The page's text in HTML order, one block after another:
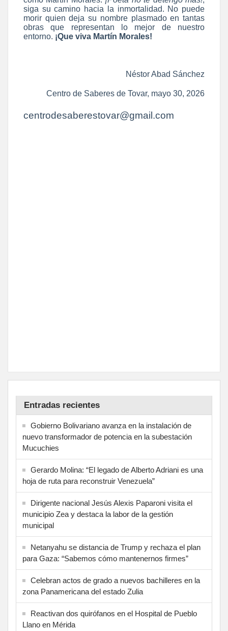
siga su camino hacia la inmortalidad. No puede
morir quien deja su nombre plasmado en tantas
obras que representan lo mejor de nuestro
entorno. ¡Que viva Martín Morales!
Néstor Abad Sánchez
Centro de Saberes de Tovar, mayo 30, 2026
centrodesaberestovar@gmail.com
Entradas recientes
Gobierno Bolivariano avanza en la instalación de
nuevo transformador de potencia en la subestación
Mucuchies
Gerardo Molina: “El legado de Alberto Adriani es una
hoja de ruta para reconstruir Venezuela”
Dirigente nacional Jesús Alexis Paparoni visita el
municipio Zea y destaca la labor de la gestión
municipal
Netanyahu se distancia de Trump y rechaza el plan
para Gaza: “Sabemos cómo mantenernos firmes”
Celebran actos de grado a nuevos bachilleres en la
zona Panamericana del estado Zulia
Reactivan dos quirófanos en el Hospital de Pueblo
Llano en Mérida